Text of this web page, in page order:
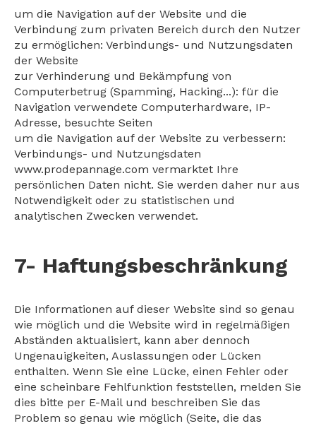
um die Navigation auf der Website und die
Verbindung zum privaten Bereich durch den Nutzer
zu ermöglichen: Verbindungs- und Nutzungsdaten
der Website
zur Verhinderung und Bekämpfung von
Computerbetrug (Spamming, Hacking...): für die
Navigation verwendete Computerhardware, IP-
Adresse, besuchte Seiten
um die Navigation auf der Website zu verbessern:
Verbindungs- und Nutzungsdaten
www.prodepannage.com vermarktet Ihre
persönlichen Daten nicht. Sie werden daher nur aus
Notwendigkeit oder zu statistischen und
analytischen Zwecken verwendet.
7- Haftungsbeschränkung
Die Informationen auf dieser Website sind so genau
wie möglich und die Website wird in regelmäßigen
Abständen aktualisiert, kann aber dennoch
Ungenauigkeiten, Auslassungen oder Lücken
enthalten. Wenn Sie eine Lücke, einen Fehler oder
eine scheinbare Fehlfunktion feststellen, melden Sie
dies bitte per E-Mail und beschreiben Sie das
Problem so genau wie möglich (Seite, die das